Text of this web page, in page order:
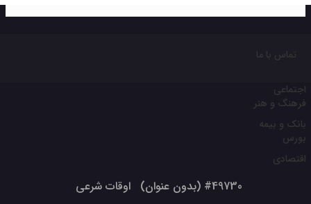
تماس با ما
اجتماعی
فرهنگ و هنر
بانک و بیمه
بورس
اقتصادی
#49730 (بدون عنوان) اوقات شرعی